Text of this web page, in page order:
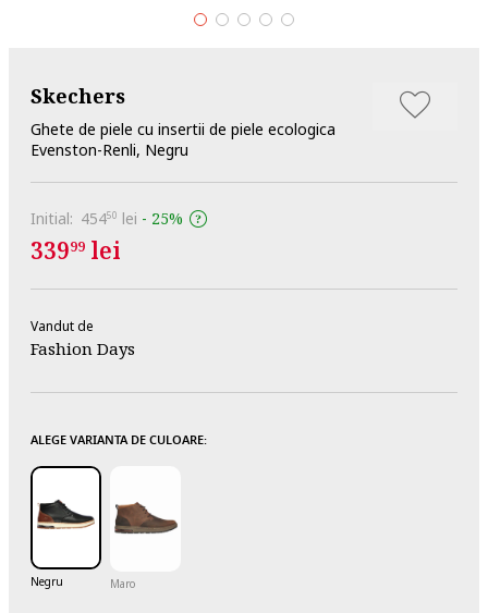
Skechers
Ghete de piele cu insertii de piele ecologica
Evenston-Renli, Negru
Initial: 45450 lei - 25%
33999 lei
Vandut de
Fashion Days
ALEGE VARIANTA DE CULOARE:
Negru Maro